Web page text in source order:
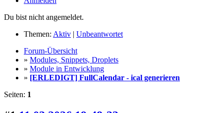
Du bist nicht angemeldet.
Themen: Aktiv | Unbeantwortet
Forum-Übersicht
» Modules, Snippets, Droplets
» Module in Entwicklung
» [ERLEDIGT] FullCalendar - ical generieren
Seiten: 1